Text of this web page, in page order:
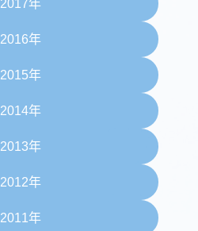
2017年
2016年
2015年
2014年
2013年
2012年
2011年